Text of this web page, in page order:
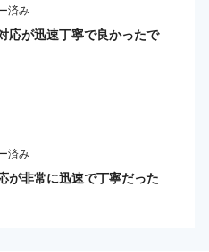
済み
応が迅速丁寧で良かったで
済み
が非常に迅速で丁寧だった